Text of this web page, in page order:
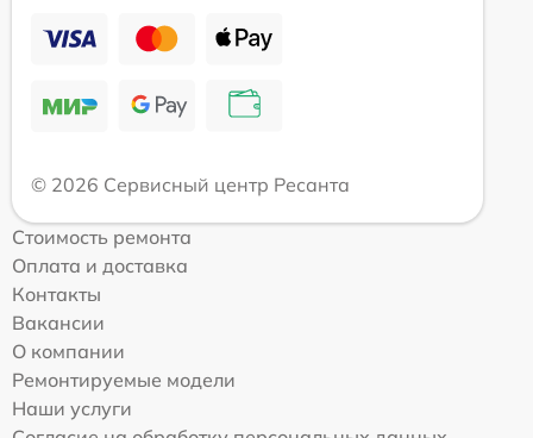
© 2026 Сервисный центр Ресанта
Стоимость ремонта
Оплата и доставка
Контакты
Вакансии
О компании
Ремонтируемые модели
Наши услуги